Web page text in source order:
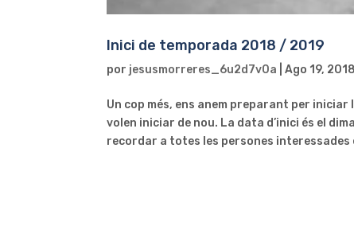
Inici de temporada 2018 / 2019
por jesusmorreres_6u2d7v0a |Ago 19, 2018
Un cop més, ens anem preparant per
volen iniciar de nou. La data d’inici és el
recordar a totes les persones interessades